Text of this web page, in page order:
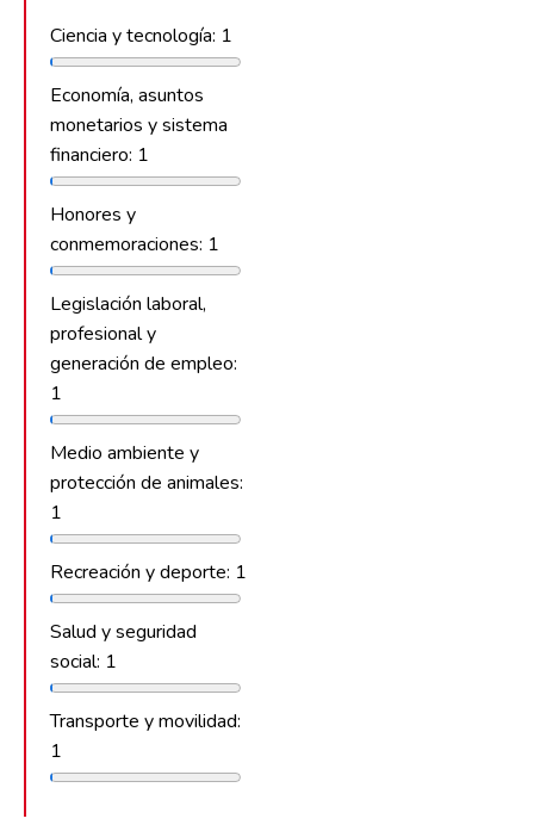
Ciencia y tecnología: 1
Economía, asuntos
monetarios y sistema
financiero: 1
Honores y
conmemoraciones: 1
Legislación laboral,
profesional y
generación de empleo:
1
Medio ambiente y
protección de animales:
1
Recreación y deporte: 1
Salud y seguridad
social: 1
Transporte y movilidad:
1